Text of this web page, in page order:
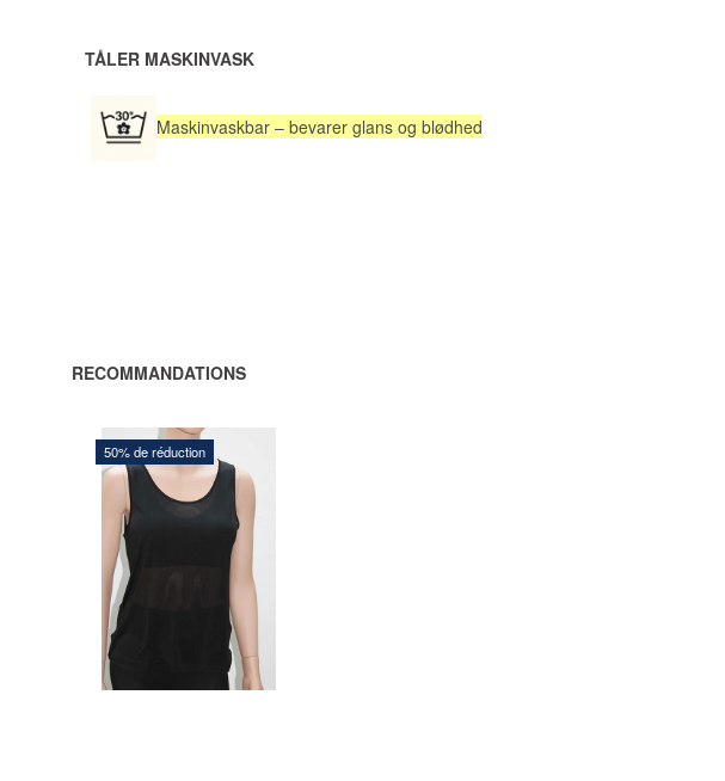
TÅLER MASKINVASK
Maskinvaskbar – bevarer glans og blødhed
RECOMMANDATIONS
50% de réduction
245,00 DKK
490,00 DKK
Vous sauvegardez: 245,00
AJOUTER
AU
PANIER